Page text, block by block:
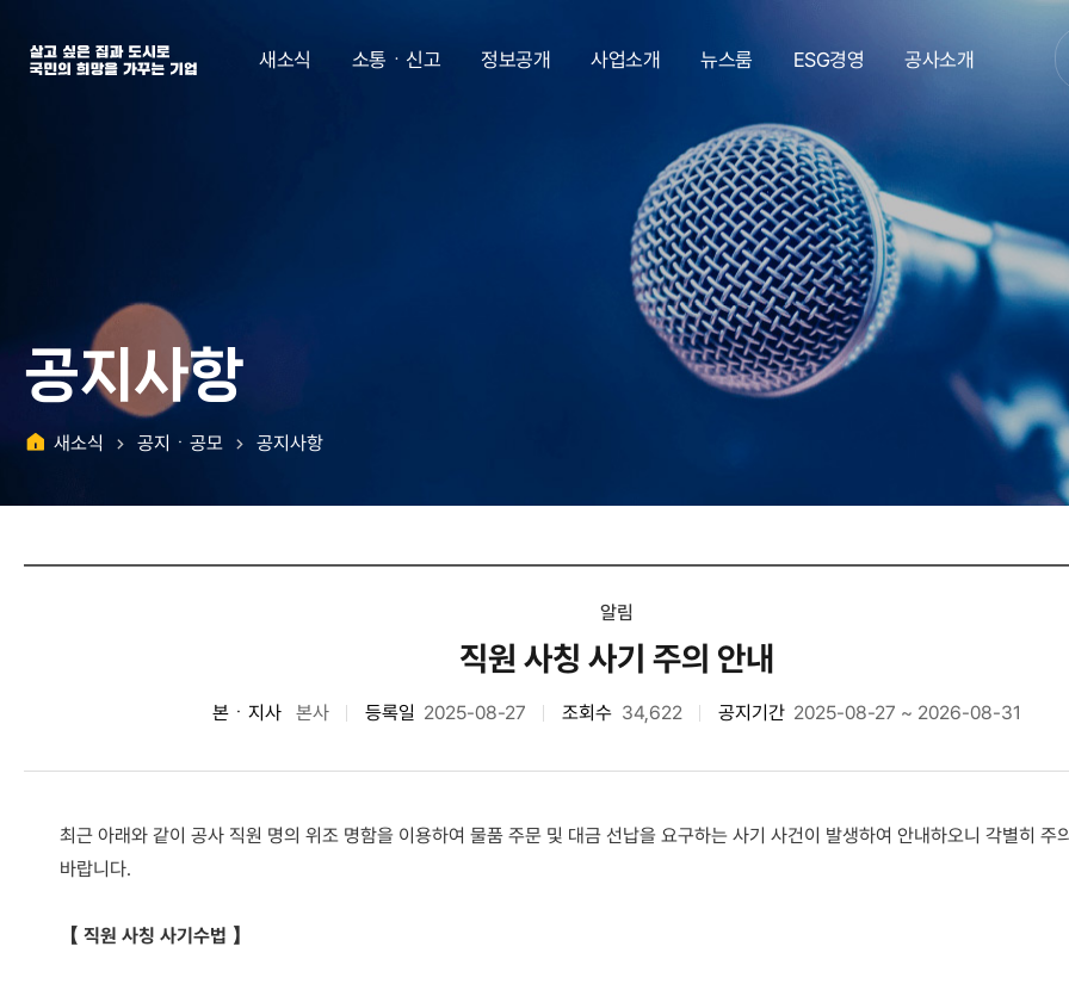
살고 싶은 집과 도시로 국민의 희망을 가꾸는 기업 | 한국토지주택공사새소식 소통ㆍ신고 정보공개 사업소개 뉴스룸 ESG경영 공사소개
공지사항
새소식 공지ㆍ공모 공지사항
알림
직원 사칭 사기 주의 안내
본ㆍ지사 본사 등록일 2025-08-27 조회수 34,622 공지기간 2025-08-27 ~ 2026-08-31
최근 아래와 같이 공사 직원 명의 위조 명함을 이용하여 물품 주문 및 대금 선납을 요구하는 사기 사건이 발생하여 안내하오니 각별히 주
바랍니다.
【 직원 사칭 사기수법 】